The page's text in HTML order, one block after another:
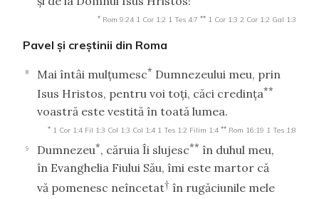
* Rom 9:24 1 Cor 1:2 1 Tes 4:7 ** 1 Cor 1:3 2 Cor 1:2 Gal 1:3
Pavel şi creştinii din Roma
8 Mai întâi mulţumesc* Dumnezeului meu, prin
Isus Hristos, pentru voi toţi, căci credinţa**
voastră este vestită în toată lumea.
* 1 Cor 1:4 Fil 1:3 Col 1:3 Col 1:4 1 Tes 1:2 Filim 1:4 ** Rom 16:19 1 Tes 1:8
9 Dumnezeu*, căruia Îi slujesc** în duhul meu,
în Evanghelia Fiului Său, îmi este martor că
vă pomenesc neîncetat† în rugăciunile mele